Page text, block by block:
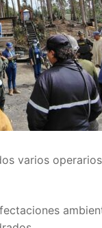
varios